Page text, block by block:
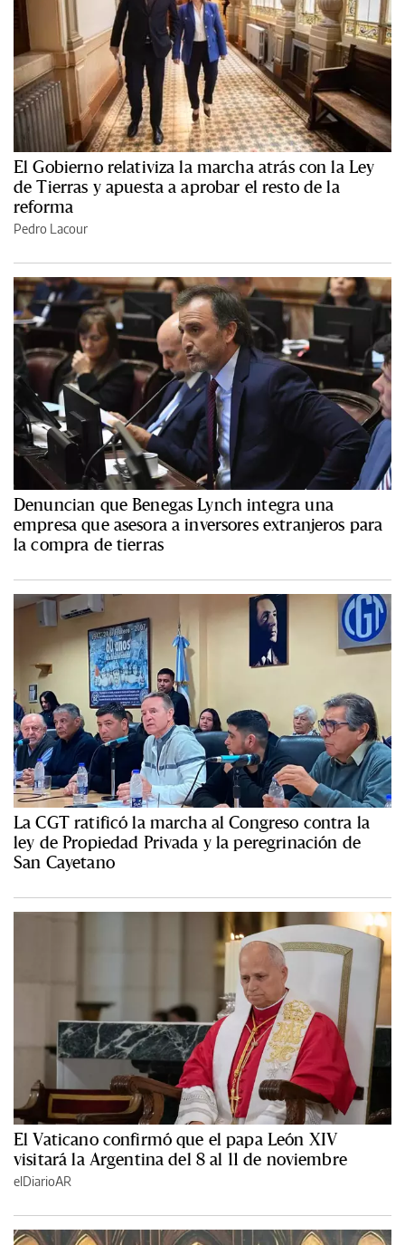
El Gobierno relativiza la marcha atrás con la Ley
de Tierras y apuesta a aprobar el resto de la
reforma
Pedro Lacour
Denuncian que Benegas Lynch integra una
empresa que asesora a inversores extranjeros para
la compra de tierras
La CGT ratificó la marcha al Congreso contra la
ley de Propiedad Privada y la peregrinación de
San Cayetano
El Vaticano confirmó que el papa León XIV
visitará la Argentina del 8 al 11 de noviembre
elDiarioAR